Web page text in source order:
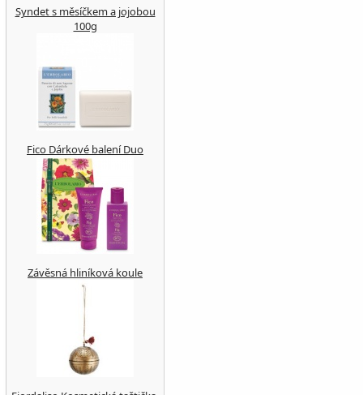
Syndet s měsíčkem a jojobou
100g
Fico Dárkové balení Duo
Závěsná hliníková koule